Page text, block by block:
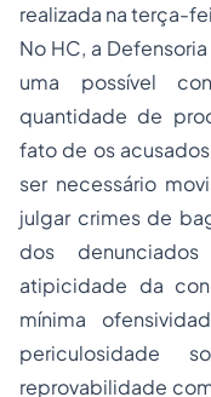
realizada na terça-
No HC, a
uma possível
quantidade de
fato de os
ser necessário
julgar crimes de
dos
atipicidade da
mínima
periculosidade
reprovabilidade